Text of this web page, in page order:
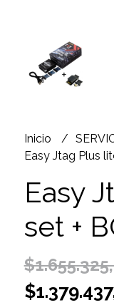
Inicio
Easy Jtag Plus
Easy
set +